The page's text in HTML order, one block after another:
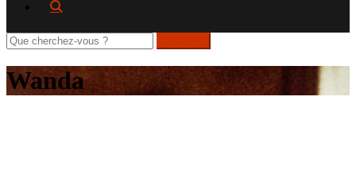
Rechercher
sur
le
site
Wanda